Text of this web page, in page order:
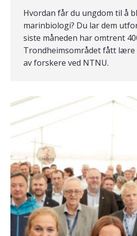
Hvordan får du ungdom til å
marinbiologi? Du lar dem
siste måneden har omtrent
Trondheimsområdet fått lære
av forskere ved NTNU.